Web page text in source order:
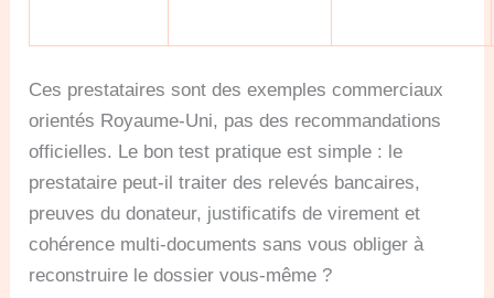
Ces prestataires sont des exemples commerciaux
orientés Royaume-Uni, pas des recommandations
officielles. Le bon test pratique est simple : le
prestataire peut-il traiter des relevés bancaires,
preuves du donateur, justificatifs de virement et
cohérence multi-documents sans vous obliger à
reconstruire le dossier vous-même ?